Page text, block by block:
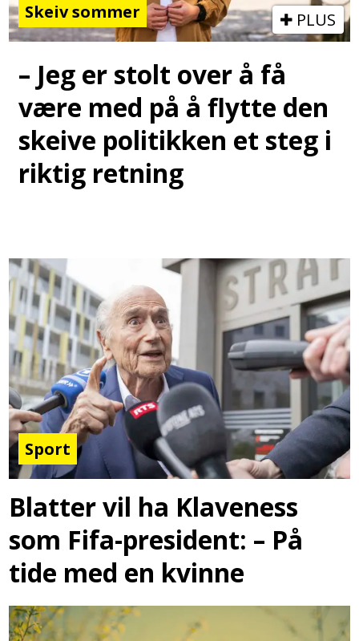
Skeiv sommer PLUS
– Jeg er stolt over å få
være med på å flytte den
skeive politikken et steg i
riktig retning
Sport
Blatter vil ha Klaveness
som Fifa-president: – På
tide med en kvinne